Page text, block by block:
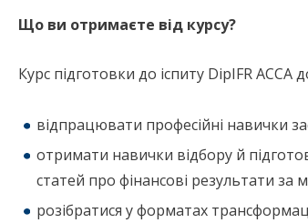
Що ви отримаєте від курсу?
Курс підготовки до іспиту DipIFR ACCA
відпрацювати професійні навички
отримати навички відбору й
статей про фінансові результати
розібратися у форматах